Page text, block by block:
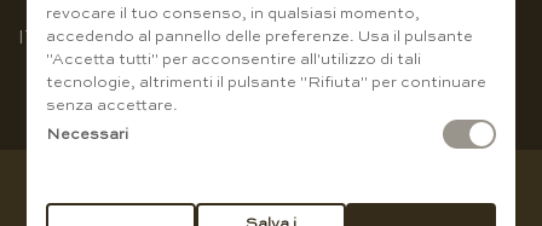
|EN
Copyright © Baccanti Ristorante di Sergio E. Guanti - P.IVA
revocare il tuo consenso, in qualsiasi momento,
accedendo al pannello delle preferenze. Usa il pulsante
"Accetta tutti" per acconsentire all'utilizzo di tali
tecnologie, altrimenti il pulsante "Rifiuta" per continuare
senza accettare.
Necessari